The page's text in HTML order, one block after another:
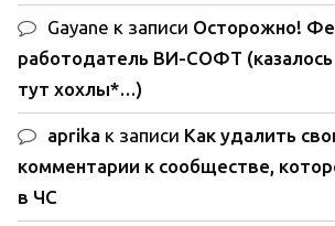
Gayane к записи Осторожно!
работодатель ВИ-СОФТ
тут хохлы*…)
aprika к записи Как удалить
комментарии к сообществе,
в ЧС